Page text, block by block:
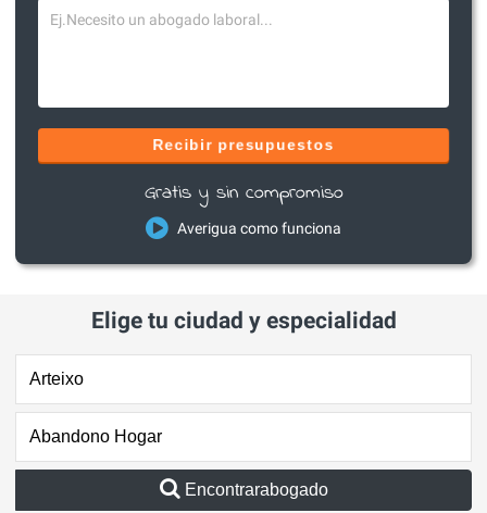
Recibir presupuestos
Gratis y sin compromiso
Averigua como funciona
Elige tu ciudad y especialidad
Encontrarabogado